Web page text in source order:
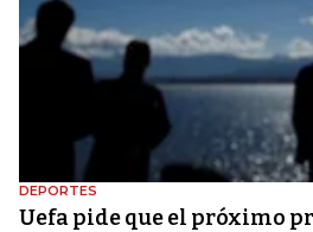
DEPORTES
Uefa pide que el próximo